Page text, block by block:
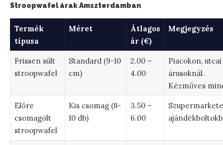
Stroopwafel árak Amszterdamban
Termék
típusa
Méret
Átlagos
ár (€)
Megjegyzés
Frissen sült
stroopwafel
Standard (9-10
cm)
2.00 –
4.00
Piacokon, utcai
árusoknál.
Kézműves
Előre
csomagolt
stroopwafel
Kis csomag (8-
10 db)
3.50 –
6.00